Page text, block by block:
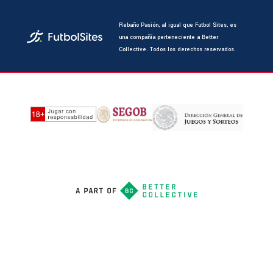
Rebaño Pasión, al igual que Futbol Sites, es
una compañía perteneciente a Better
Collective. Todos los derechos reservados.